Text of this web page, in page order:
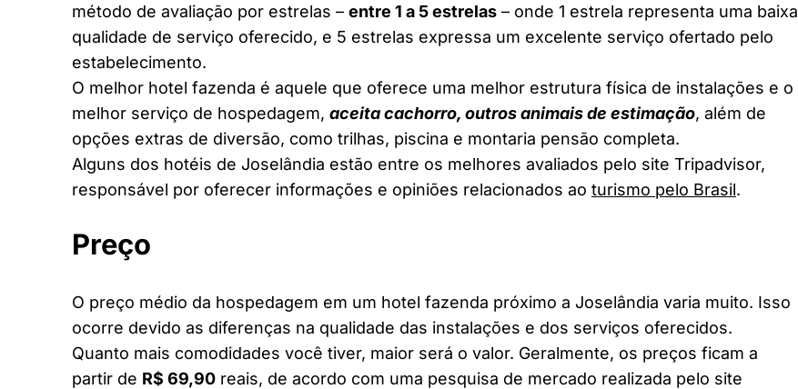
método de avaliação por estrelas – entre 1 a 5 estrelas – onde 1 estrela representa uma baixa
qualidade de serviço oferecido, e 5 estrelas expressa um excelente serviço ofertado pelo
estabelecimento.
O melhor hotel fazenda é aquele que oferece uma melhor estrutura física de instalações e o
melhor serviço de hospedagem, aceita cachorro, outros animais de estimação, além de
opções extras de diversão, como trilhas, piscina e montaria pensão completa.
Alguns dos hotéis de Joselândia estão entre os melhores avaliados pelo site Tripadvisor,
responsável por oferecer informações e opiniões relacionados ao turismo pelo Brasil.
Preço
O preço médio da hospedagem em um hotel fazenda próximo a Joselândia varia muito. Isso
ocorre devido as diferenças na qualidade das instalações e dos serviços oferecidos.
Quanto mais comodidades você tiver, maior será o valor. Geralmente, os preços ficam a
partir de R$ 69,90 reais, de acordo com uma pesquisa de mercado realizada pelo site